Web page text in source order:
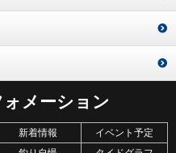
メーション
新着情報
イベント予定